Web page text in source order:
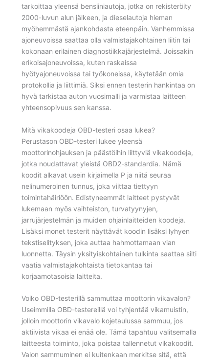
tarkoittaa yleensä bensiiniautoja, jotka on rekisteröity
2000-luvun alun jälkeen, ja dieselautoja hieman
myöhemmästä ajankohdasta eteenpäin. Vanhemmissa
ajoneuvoissa saattaa olla valmistajakohtainen liitin tai
kokonaan erilainen diagnostiikkajärjestelmä. Joissakin
erikoisajoneuvoissa, kuten raskaissa
hyötyajoneuvoissa tai työkoneissa, käytetään omia
protokollia ja liittimiä. Siksi ennen testerin hankintaa on
hyvä tarkistaa auton vuosimalli ja varmistaa laitteen
yhteensopivuus sen kanssa.
Mitä vikakoodeja OBD-testeri osaa lukea?
Perustason OBD-testeri lukee yleensä
moottorinohjauksen ja päästöihin liittyviä vikakoodeja,
jotka noudattavat yleistä OBD2-standardia. Nämä
koodit alkavat usein kirjaimella P ja niitä seuraa
nelinumeroinen tunnus, joka viittaa tiettyyn
toimintahäiriöön. Edistyneemmät laitteet pystyvät
lukemaan myös vaihteiston, turvatyynyjen,
jarrujärjestelmän ja muiden ohjainlaitteiden koodeja.
Lisäksi monet testerit näyttävät koodin lisäksi lyhyen
tekstiselityksen, joka auttaa hahmottamaan vian
luonnetta. Täysin yksityiskohtainen tulkinta saattaa silti
vaatia valmistajakohtaista tietokantaa tai
korjaamotasoisia laitteita.
Voiko OBD-testerillä sammuttaa moottorin vikavalon?
Useimmilla OBD-testereillä voi tyhjentää vikamuistin,
jolloin moottorin vikavalo kojetaulussa sammuu, jos
aktiivista vikaa ei enää ole. Tämä tapahtuu valitsemalla
laitteesta toiminto, joka poistaa tallennetut vikakoodit.
Valon sammuminen ei kuitenkaan merkitse sitä, että